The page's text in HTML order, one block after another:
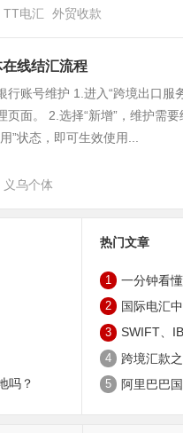
TT电汇 外贸收款
在线结汇流程
行账号维护 1.进入“跨境出口服
页面。 2.选择“新增”，维护需
”状态，即可生效使用...
义乌个体
吗？
热门文章
1 一分钟看
2 国际电汇中
3 SWIFT、
4 跨境汇款
5 阿里巴巴国